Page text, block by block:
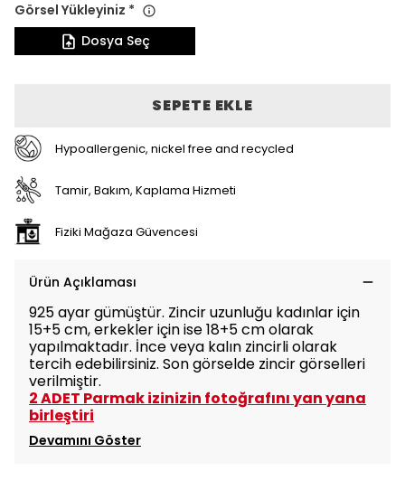
Görsel Yükleyiniz *
Dosya Seç
SEPETE EKLE
Hypoallergenic, nickel free and recycled
Tamir, Bakım, Kaplama Hizmeti
Fiziki Mağaza Güvencesi
Ürün Açıklaması
925 ayar gümüştür. Zincir uzunluğu kadınlar için
15+5 cm, erkekler için ise 18+5 cm olarak
yapılmaktadır. İnce veya kalın zincirli olarak
tercih edebilirsiniz. Son görselde zincir görselleri
verilmiştir.
2 ADET Parmak izinizin fotoğrafını yan yana
birleştiri
Devamını Göster